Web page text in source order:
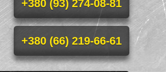
+380 (93) 274-08-81
+380 (66) 219-66-61